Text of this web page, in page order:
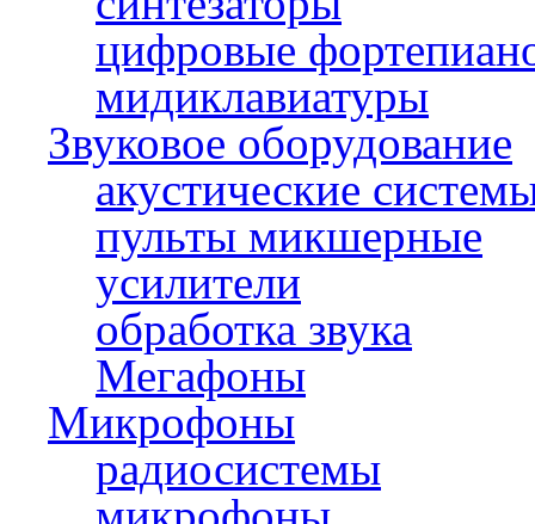
цифровые
мидиклавиатуры
Звуковое оборудование
акустические
пульты микшерные
усилители
обработка звука
Мегафоны
Микрофоны
радиосистемы